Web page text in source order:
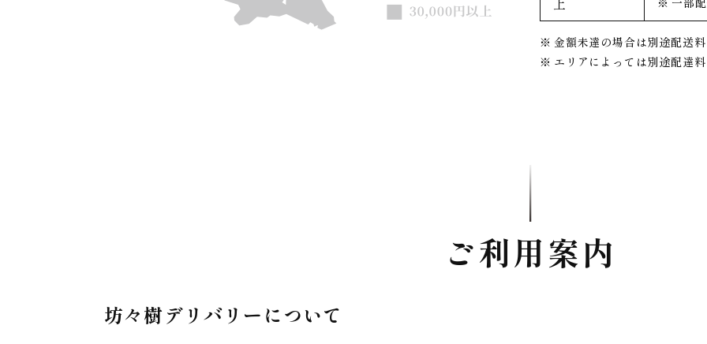
金額未達の場合は別途配送
エリアによっては別途配達
ご利用案内
坊々樹デリバリーについて